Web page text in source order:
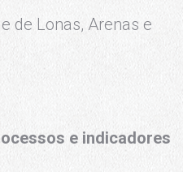
de Lonas, Arenas e
e indicadores